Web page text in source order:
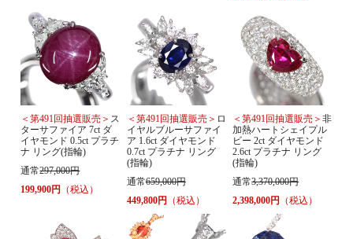
＜第491回抽選販売＞ ス
ターサファイア 7ct ダ
イヤモンド 0.5ct プラチ
ナ リング(指輪)
通常297,000円
199,900円
（税込）
＜第491回抽選販売＞ ロ
イヤルブルーサファイ
ア 1.6ct ダイヤモンド
0.7ct プラチナ リング
(指輪)
通常659,000円
449,800円
（税込）
＜第491回抽選販売＞非
加熱ハートシェイプル
ビー 2ct ダイヤモンド
2.6ct プラチナ リング
(指輪)
通常3,370,000円
2,398,000円
（税込）